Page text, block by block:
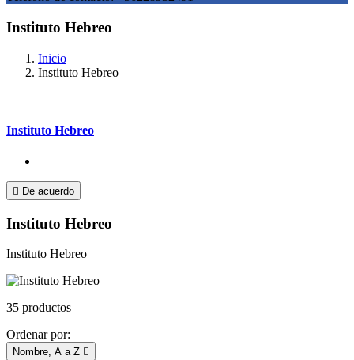
Instituto Hebreo
Inicio
Instituto Hebreo
Instituto Hebreo
 De acuerdo
Instituto Hebreo
Instituto Hebreo
35 productos
Ordenar por:
Nombre, A a Z 